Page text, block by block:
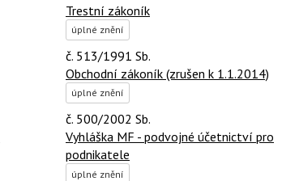
Trestní zákoník
úplné znění
č. 513/1991 Sb.
Obchodní zákoník (zrušen k 1.1.2014)
úplné znění
č. 500/2002 Sb.
Vyhláška MF - podvojné účetnictví pro
podnikatele
úplné znění